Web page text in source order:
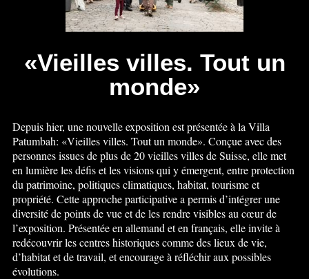
«Vieilles villes. Tout un
monde»
Depuis hier, une nouvelle exposition est présentée à la Villa
Patumbah: «Vieilles villes. Tout un monde». Conçue avec des
personnes issues de plus de 20 vieilles villes de Suisse, elle met
en lumière les défis et les visions qui y émergent, entre protection
du patrimoine, politiques climatiques, habitat, tourisme et
propriété. Cette approche participative a permis d’intégrer une
diversité de points de vue et de les rendre visibles au cœur de
l’exposition. Présentée en allemand et en français, elle invite à
redécouvrir les centres historiques comme des lieux de vie,
d’habitat et de travail, et encourage à réfléchir aux possibles
évolutions.